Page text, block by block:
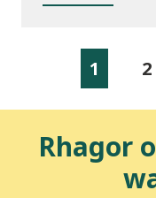
1 2
Rhagor